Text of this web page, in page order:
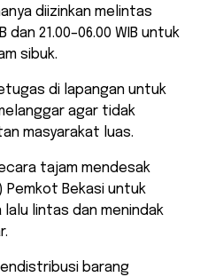
diizinkan melintas
dan 21.00–06.00 WIB untuk
sibuk.
di lapangan untuk
agar tidak
masyarakat luas.
tajam mendesak
Pemkot Bekasi untuk
lintas dan menindak
barang